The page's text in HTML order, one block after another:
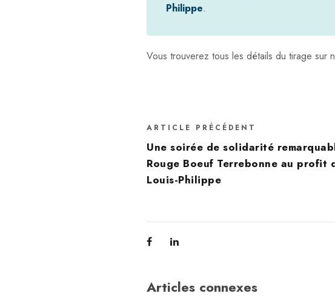
Philippe.
Vous trouverez tous les détails du tirage sur
ARTICLE PRÉCÉDENT
Une soirée de solidarité
Rouge Boeuf Terrebonne au profit
Louis-Philippe
Articles connexes